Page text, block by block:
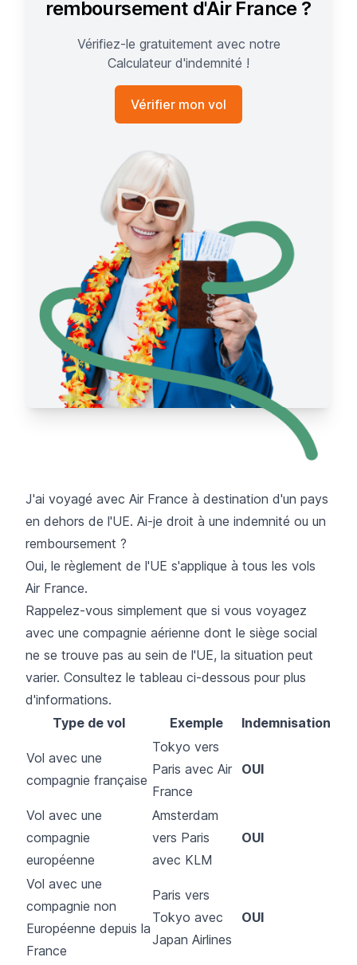
remboursement d'Air France ?
Vérifiez-le gratuitement avec notre
Calculateur d'indemnité !
Vérifier mon vol
J'ai voyagé avec Air France à destination d'un pays
en dehors de l'UE. Ai-je droit à une indemnité ou un
remboursement ?
Oui, le règlement de l'UE s'applique à tous les vols
Air France.
Rappelez-vous simplement que si vous voyagez
avec une compagnie aérienne dont le siège social
ne se trouve pas au sein de l'UE, la situation peut
varier. Consultez le tableau ci-dessous pour plus
d'informations.
Type de vol
Exemple Indemnisation
Vol avec une
compagnie française
Tokyo vers
Paris avec Air
France
OUI
Vol avec une
compagnie
européenne
Amsterdam
vers Paris
avec KLM
OUI
Vol avec une
compagnie non
Européenne depuis la
France
Paris vers
Tokyo avec
Japan Airlines
OUI